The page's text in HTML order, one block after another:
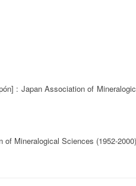
: Japan Association of
Mineralogical Sciences (1952-2000)